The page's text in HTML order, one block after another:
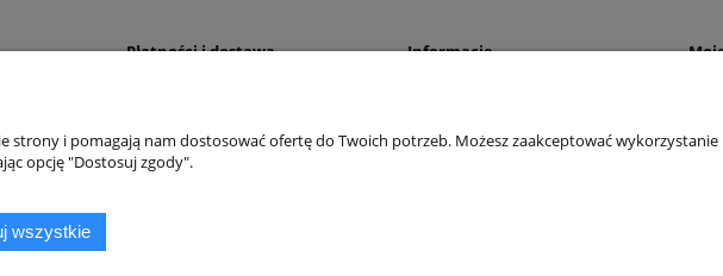
Płatności i dostawa
Czas realizacji zamówienia
Informacje
wiedzieć przed zakupem
strony i pomagają nam dostosować ofertę do Twoich potrzeb. Możesz zaakceptować
opcję "Dostosuj zgody".
wszystkie